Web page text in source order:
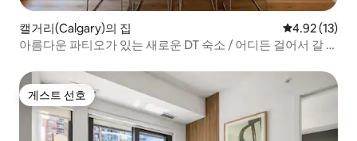
캘거리(Calgary)의 집 평점 4.92점
4.92 (13)
아름다운 파티오가 있는 새로운 DT 숙소 / 어디든 걸어서 갈 수
게스트 선호
게스트 선호